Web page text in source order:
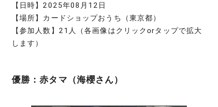
【日時】2025年08月12日
【場所】カードショップおうち（東京都）
【参加人数】21人（各画像はクリックorタップで拡大
します）
優勝：赤タマ（海櫻さん）